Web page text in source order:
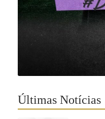
Últimas Notícias